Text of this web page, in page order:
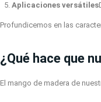
Aplicaciones versátiles
Profundicemos en las
¿Qué hace que
El mango de madera de